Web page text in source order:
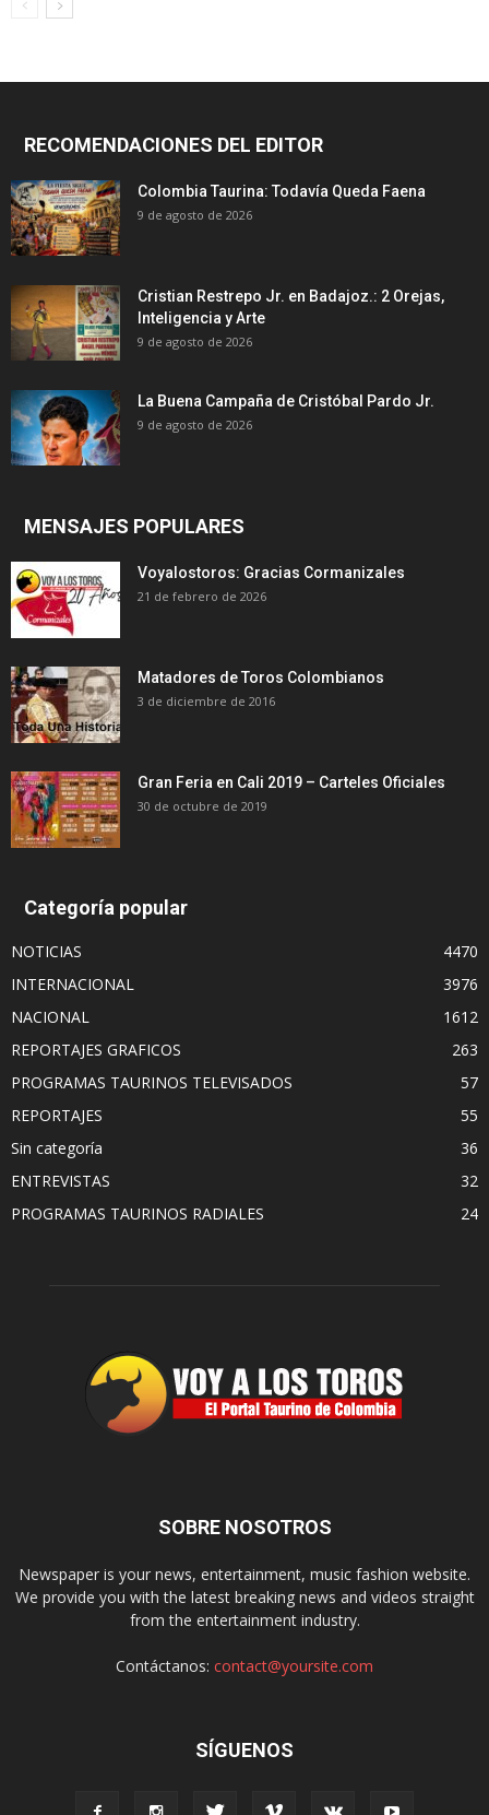
RECOMENDACIONES DEL EDITOR
Colombia Taurina: Todavía Queda Faena
9 de agosto de 2026
Cristian Restrepo Jr. en Badajoz.: 2 Orejas,
Inteligencia y Arte
9 de agosto de 2026
La Buena Campaña de Cristóbal Pardo Jr.
9 de agosto de 2026
MENSAJES POPULARES
Voyalostoros: Gracias Cormanizales
21 de febrero de 2026
Matadores de Toros Colombianos
3 de diciembre de 2016
Gran Feria en Cali 2019 – Carteles Oficiales
30 de octubre de 2019
Categoría popular
NOTICIAS
4470
INTERNACIONAL
3976
NACIONAL
1612
REPORTAJES GRAFICOS
263
PROGRAMAS TAURINOS TELEVISADOS
57
REPORTAJES
55
Sin categoría
36
ENTREVISTAS
32
PROGRAMAS TAURINOS RADIALES
24
SOBRE NOSOTROS
Newspaper is your news, entertainment, music fashion website.
We provide you with the latest breaking news and videos straight
from the entertainment industry.
Contáctanos: contact@yoursite.com
SÍGUENOS